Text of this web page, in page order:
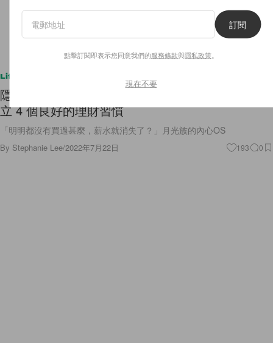
Lifestyle
隱形支出是「長期糧尾」的關鍵因素！由今日起建
立 4 個良好的理財習慣
「明明都沒有買過甚麼，薪水就消失了？」月光族的內心OS
By Stephanie Lee/2022年7月22日 193 0
訂閱
點擊訂閱即表示您同意我們的服務條款與隱私政策
現在不要